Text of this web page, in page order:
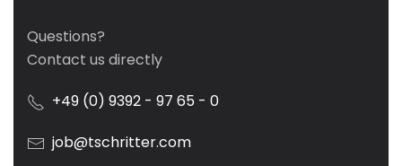
Questions?
Contact us directly
+49 (0) 9392 - 97 65 - 0
job@tschritter.com